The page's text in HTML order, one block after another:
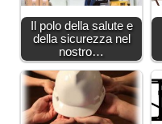
Il polo della salute e
della sicurezza nel
nostro…